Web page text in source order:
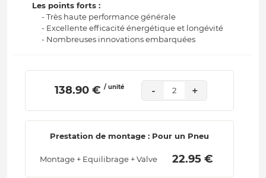
Les points forts :
- Très haute performance générale
- Excellente efficacité énergétique et longévité
- Nombreuses innovations embarquées
138.90 € / unité - 2 +
Prestation de montage : Pour un Pneu
Montage + Equilibrage + Valve 22.95 €